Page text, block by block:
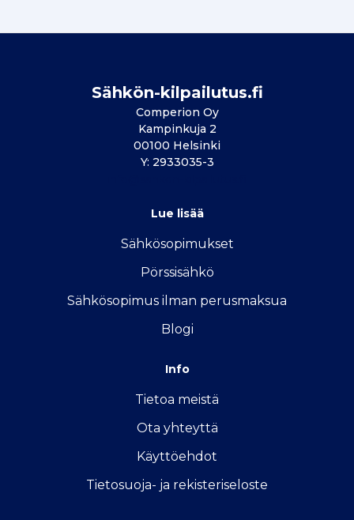
Sähkön-kilpailutus.fi
Comperion Oy
Kampinkuja 2
00100 Helsinki
Y: 2933035-3
Lue lisää
Sähkösopimukset
Pörssisähkö
Sähkösopimus ilman perusmaksua
Blogi
Info
Tietoa meistä
Ota yhteyttä
Käyttöehdot
Tietosuoja- ja rekisteriseloste